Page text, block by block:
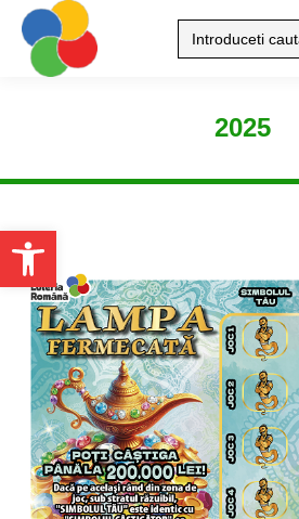
Open toolbar
Search:
2025